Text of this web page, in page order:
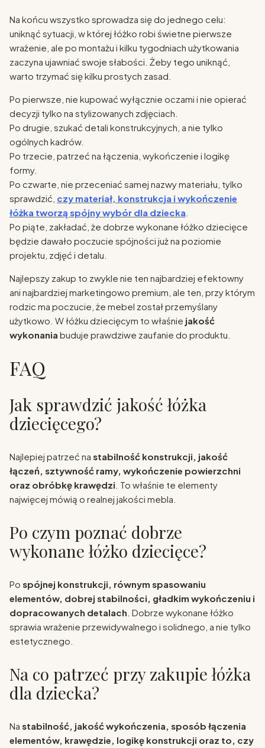
Na końcu wszystko sprowadza się do jednego celu:
uniknąć sytuacji, w której łóżko robi świetne pierwsze
wrażenie, ale po montażu i kilku tygodniach użytkowania
zaczyna ujawniać swoje słabości. Żeby tego uniknąć,
warto trzymać się kilku prostych zasad.
Po pierwsze, nie kupować wyłącznie oczami i nie opierać
decyzji tylko na stylizowanych zdjęciach.
Po drugie, szukać detali konstrukcyjnych, a nie tylko
ogólnych kadrów.
Po trzecie, patrzeć na łączenia, wykończenie i logikę
formy.
Po czwarte, nie przeceniać samej nazwy materiału, tylko
sprawdzić, czy materiał, konstrukcja i wykończenie
łóżka tworzą spójny wybór dla dziecka
Po piąte, zakładać, że dobrze wykonane łóżko dziecięce
będzie dawało poczucie spójności już na poziomie
projektu, zdjęć i detalu.
Najlepszy zakup to zwykle nie ten najbardziej efektowny
ani najbardziej marketingowo premium, ale ten, przy którym
rodzic ma poczucie, że mebel został przemyślany
użytkowo. W łóżku dziecięcym to właśnie jakość
wykonania buduje prawdziwe zaufanie do produktu.
FAQ
Jak sprawdzić jakość łóżka
dziecięcego?
Najlepiej patrzeć na stabilność konstrukcji, jakość
łączeń, sztywność ramy, wykończenie powierzchni
oraz obróbkę krawędzi . To właśnie te elementy
najwięcej mówią o realnej jakości mebla.
Po czym poznać dobrze
wykonane łóżko dziecięce?
Po spójnej konstrukcji, równym spasowaniu
elementów, dobrej stabilności, gładkim wykończeniu i
dopracowanych detalach . Dobrze wykonane łóżko
sprawia wrażenie przewidywalnego i solidnego, a nie tylko
estetycznego.
Na co patrzeć przy zakupie łóżka
dla dziecka?
Na stabilność, jakość wykończenia, sposób łączenia
elementów, krawędzie, logikę konstrukcji oraz to, czy